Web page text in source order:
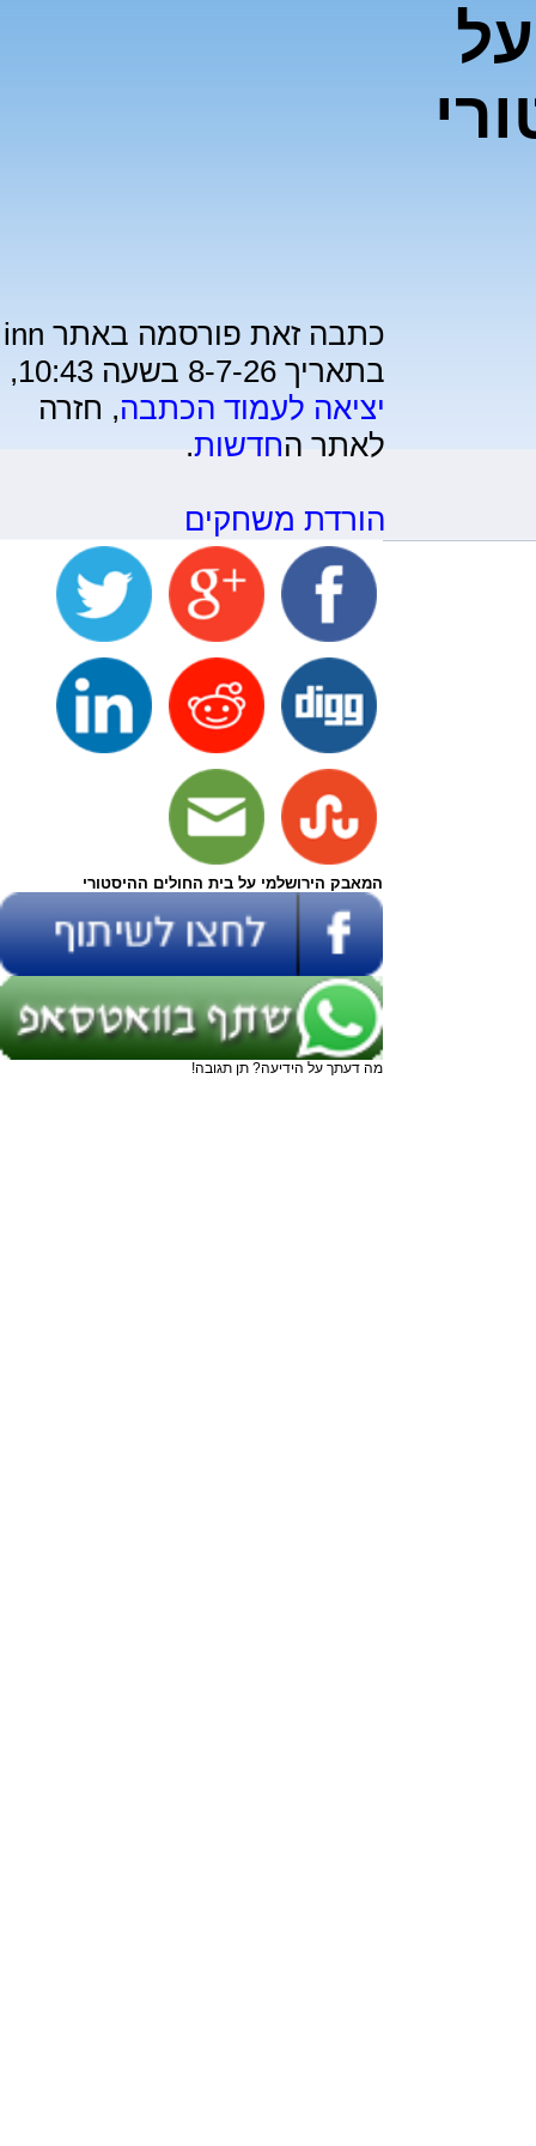
כתבה זאת פורסמה באתר inn
בתאריך 8-7-26 בשעה 10:43,
יציאה לעמוד הכתבה, חזרה
לאתר החדשות.
הורדת משחקים
המאבק הירושלמי על בית החולים ההיסטורי
מה דעתך על הידיעה? תן תגובה!